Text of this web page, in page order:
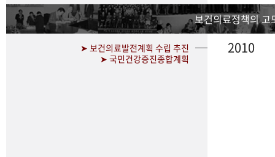
보건의료정책의 고
➤ 보건의료발전계획 수립 추진
➤ 국민건강증진종합계획
2010